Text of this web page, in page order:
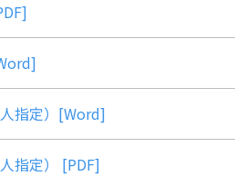
指定）[Word]
指定） [PDF]